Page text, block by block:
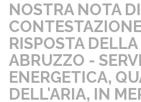
NOSTRA NOTA DI
RISPOSTA
ABRUZZO -
ENERGETICA,
DELL'ARIA, IN